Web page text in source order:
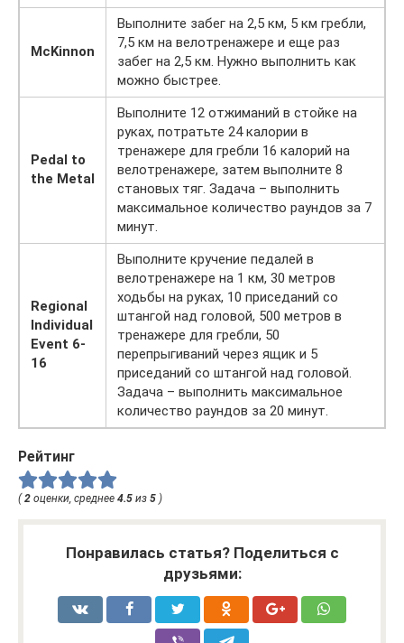
McKinnon
Выполните забег на 2,5 км, 5 км гребли,
7,5 км на велотренажере и еще раз
забег на 2,5 км. Нужно выполнить как
можно быстрее.
Pedal to
the Metal
Выполните 12 отжиманий в стойке на
руках, потратьте 24 калории в
тренажере для гребли 16 калорий на
велотренажере, затем выполните 8
становых тяг. Задача – выполнить
максимальное количество раундов за 7
минут.
Regional
Individual
Event 6-
16
Выполните кручение педалей в
велотренажере на 1 км, 30 метров
ходьбы на руках, 10 приседаний со
штангой над головой, 500 метров в
тренажере для гребли, 50
перепрыгиваний через ящик и 5
приседаний со штангой над головой.
Задача – выполнить максимальное
количество раундов за 20 минут.
Рейтинг
( 2 оценки, среднее 4.5 из 5 )
Понравилась статья? Поделиться с
друзьями: